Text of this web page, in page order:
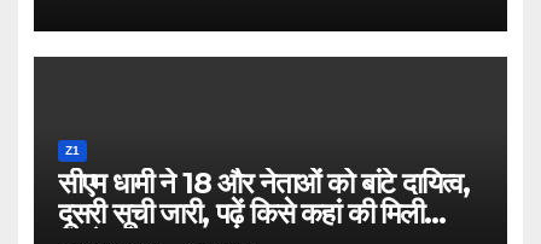
Z1
सीएम धामी ने 18 और नेताओं को बांटे दायित्व,
दूसरी सूची जारी, पढ़ें किसे कहां की मिली